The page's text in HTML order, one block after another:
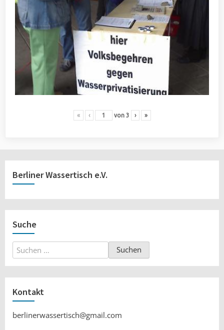
« ‹ von 3 › »
Berliner Wassertisch e.V.
Suche
Suchen
nach:
Kontakt
berlinerwassertisch@gmail.com